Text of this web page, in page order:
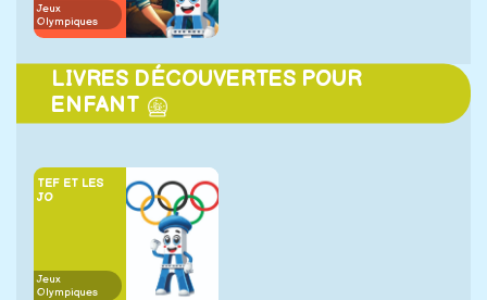
Jeux
Olympiques
LIVRES DÉCOUVERTES POUR
ENFANT
TEF ET LES
JO
Jeux
Olympiques